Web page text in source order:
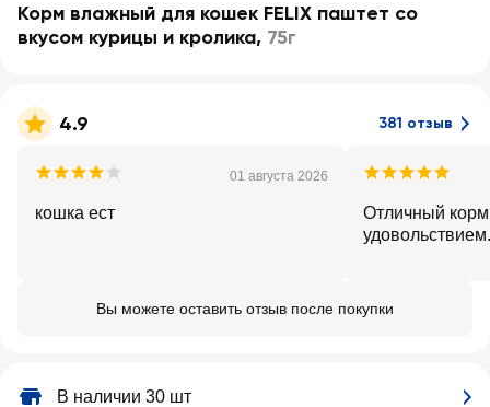
Корм влажный для кошек FELIX паштет со
вкусом курицы и кролика, 75г
4.9 381 отзыв
01 августа 2026
кошка ест
Отличный
удовольствием.
Вы можете оставить отзыв после покупки
В наличии 30 шт